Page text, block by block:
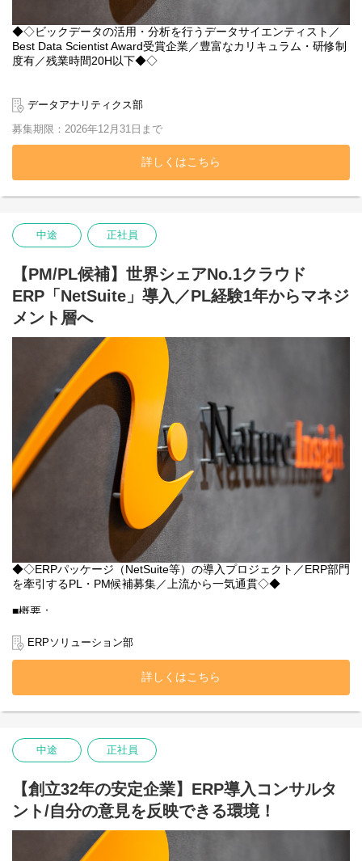
「ADOPの挙動が怪しい」「クローンが失敗する」といった難題に
対し、
ログから真因を突き止め解決する、EBS界のドクターのような存
在です。
ト先
■チーム組織構成
・配属部署：クラウドソリューション部
◆◇ビックデータの活用・分析を行うデータサイエンティスト／
Best Data Scientist Award受賞企業／豊富なカリキュラム・研修制
度有／残業時間20H以下◆◇
長に貢献してまいりました。
これまで培ってきた確かな実績と、大規模データ処理や機械学習
モデルの構築・運用まで一貫して手掛ける技術力で、お客様の多
様なデータ分析ニーズに対応しています。
スと機械学習エンジニアリングを駆使して、お客様のビジネス課
当社の一員として、様々なデータ分析プロジェクトに共に携わっ
ていただける方を募集しております。
■業務内容※変更の範囲：会社の定める業務
【データ分析】
SASやDatabricksなどの分析環境を活用し、データの加工から分
析、そして結果の可視化まで、一連のデータ分析業務を行いま
また、ヒアリングを通じて、お客様が抱えるビジネス課題を特定
し、課題解決に向けた分析を企画・設計・提案します。
【モデルの構築・運用（MLOps）】
私たちは、分析設計から実装・開発、運用まで、一貫したサービ
スを提供しています。
さらに、モデルの実験管理、学習・デプロイの自動化、パフォー
マンス監視などを導入することで、
継続的な改善を実現するMLOpsソリューションも提供していま
す。
【人材育成への貢献】
電気通信大学の「データアントレプレナーフェロープログラム」
東京科学大学では非常勤講師としてテキストマイニングやLLMの
講義を担当するなど、
高度なデータ関連人材の育成にも力を入れています。
製薬 ：営業チャネルの実施回数最適化、マーケティング活動の
医療 ：有害事象・合併症の要因分析
保険 ：保険の不正請求検知
銀行 ：ローン需要予測とターゲティング最適化
データアナリティクス部
募集期限：2026年12月31日まで
詳しくはこちら
中途 正社員
【PM/PL候補】世界シェアNo.1クラウド
ERP「NetSuite」導入／PL経験1年からマネジ
メント層へ
◆◇ERPパッケージ（NetSuite等）の導入プロジェクト／ERP部門
を牽引するPL・PM候補募集／上流から一気通貫◇◆
■概要：
活用、分析】の領域を強みとしてきました。しかし、コロナ禍や
DX、クラウドといった時流も相まって、当社では新たなビジネス
の柱として【データ生成】を掲げ、業務系から情報系まで幅広く
対応できるITベンダーを目指し、ERP事業がスタートしました。
ERP事業は2020年10月に文字通りゼロから始まり、そこから実績
2022年5月にはOracle社から【NetSuite】のアライアンスパートナ
ーとして認定され、以降、順調に業績を伸ばしています。
今後は更なる事業拡大に向けて、たくさんの挑戦をしていきま
す。
そこで、まだまだERP事業の経験が浅い我々にお力をお貸しいた
ERP事業のPL・PM候補の募集をしております。
ERPソリューション部
詳しくはこちら
中途 正社員
【創立32年の安定企業】ERP導入コンサルタ
ント/自分の意見を反映できる環境！